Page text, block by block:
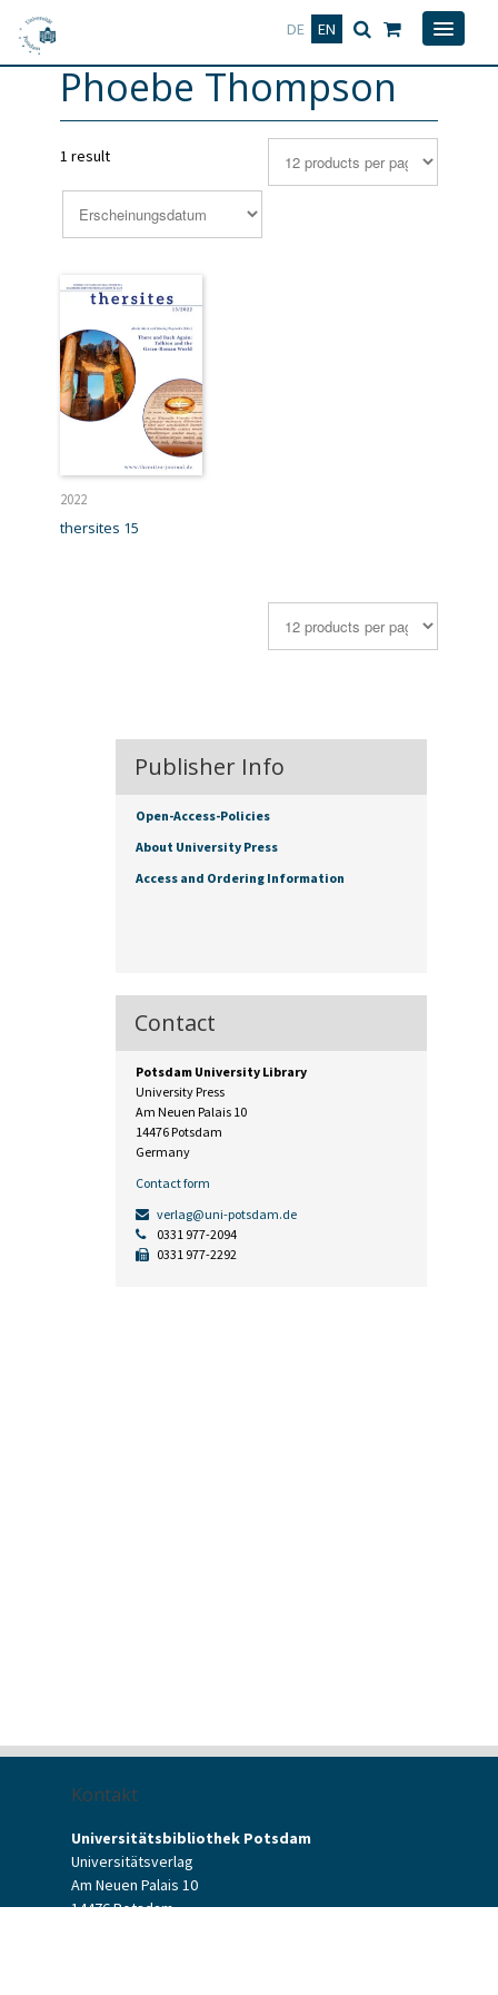
DE EN
Deutsch
Phoebe Thompson
1 result
2022
thersites 15
Publisher Info
Open-Access-Policies
About University Press
Access and Ordering Information
Contact
Potsdam University Library
University Press
Am Neuen Palais 10
14476 Potsdam
Germany
Contact form
verlag@uni-potsdam.de
0331 977-2094
0331 977-2292
Kontakt
Universitätsbibliothek Potsdam
Universitätsverlag
Am Neuen Palais 10
14476 Potsdam